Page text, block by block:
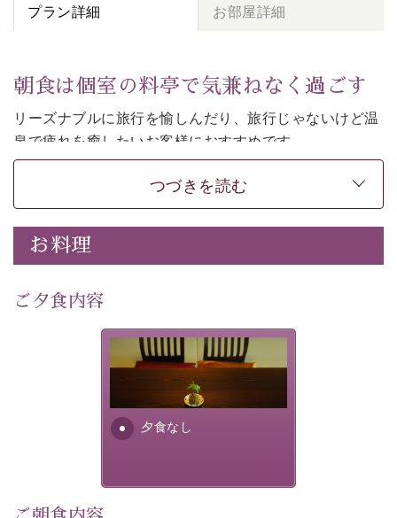
プラン詳細 お部屋詳細
朝食は個室の料亭で気兼ねなく過ごす
リーズナブルに旅行を愉しんだり、旅行じゃないけど温
泉で疲れを癒したいお客様におすすめです。
ご朝食は個室の料亭で気兼ねなくお食事をお愉しみくだ
-----------【安心への取り組み】----------
個室料亭、貸切風呂のご利用が可能な上、 安心安全にご
滞在いただけるよう
30項目以上からなる独自の衛生・消毒プログラムの基、
徹底した衛生管理を行っております。
-------------------------------------------------
・朝食は個室料亭で個室食
・諏訪大社4社を巡る無料参拝バス（事前予約制）
・館内着をご用意
・館内フリーWi-Fi
・駐車場完備
つづきを読む
お料理
ご夕食内容
夕食なし
夕食なしご夕食を追加される
場合は、二食付きのプランを
お選びくださいませ。